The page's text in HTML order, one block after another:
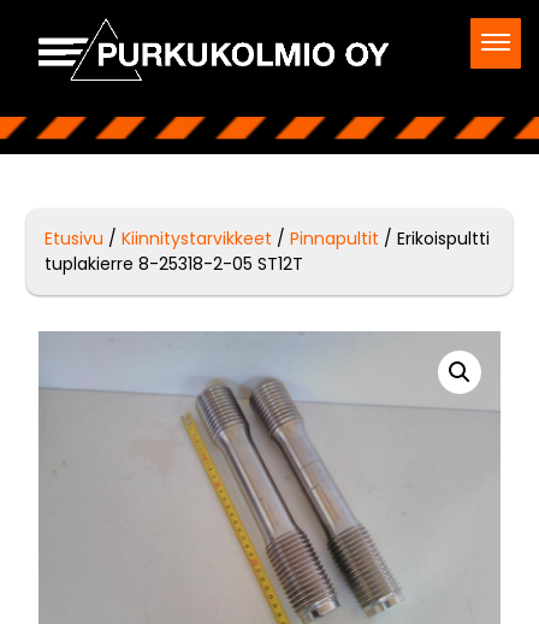
Etusivu /Kiinnitystarvikkeet /Pinnapultit / Erikoispultti
tuplakierre 8-25318-2-05 ST12T